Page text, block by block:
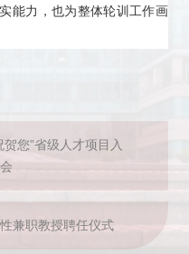
能力，也为整体轮训工作画
您”省级人才项目入
兼职教授聘任仪式